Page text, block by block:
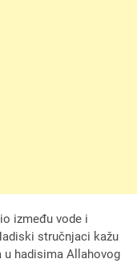
između vode i
stručnjaci kažu
u hadisima Allahovog